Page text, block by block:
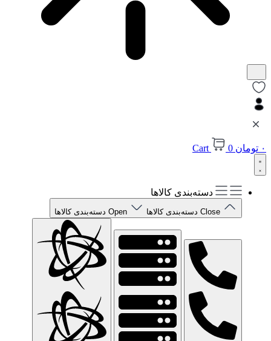
۰ تومان 0
Cart
دسته‌بندی کالاها
Close دسته‌بندی کالاها Open دسته‌بندی کالاها